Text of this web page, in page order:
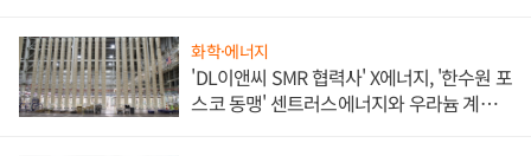
화학·에너지
'DL이앤씨 SMR 협력사' X에너지, '한수원 포
스코 동맹' 센트러스에너지와 우라늄 계약